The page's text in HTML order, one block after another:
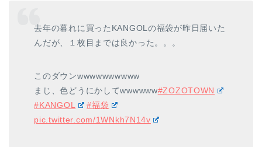
去年の暮れに買ったKANGOLの福袋が昨日届いた
んだが、１枚目までは良かった。。。
このダウンwwwwwwwwww
まじ、色どうにかしてwwwwww#ZOZOTOWN
#KANGOL
#福袋
pic.twitter.com/1WNkh7N14v